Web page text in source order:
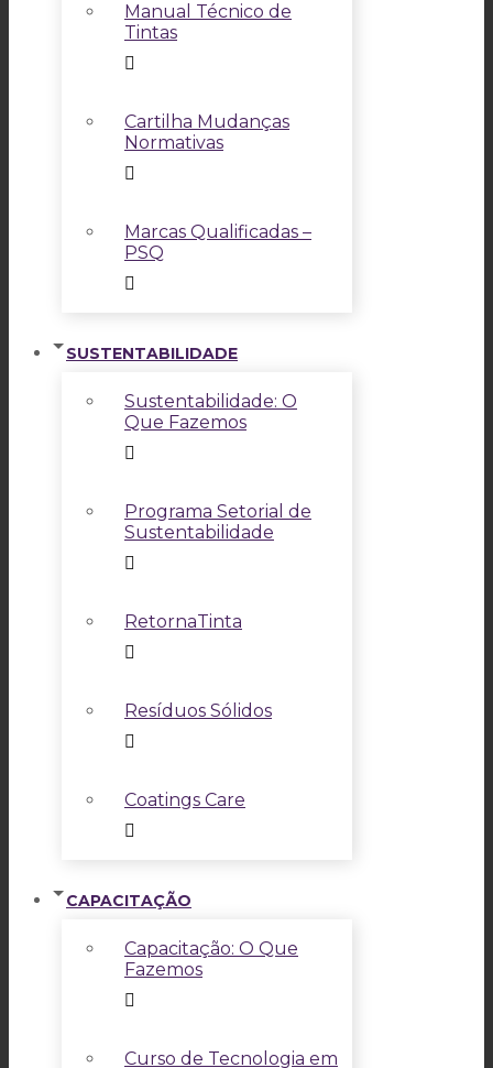
Manual Técnico de
Tintas
Cartilha Mudanças
Normativas
Marcas Qualificadas –
PSQ
SUSTENTABILIDADE
Sustentabilidade: O
Que Fazemos
Programa Setorial de
Sustentabilidade
RetornaTinta
Resíduos Sólidos
Coatings Care
CAPACITAÇÃO
Capacitação: O Que
Fazemos
Curso de Tecnologia em